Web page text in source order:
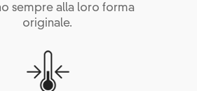
sempre alla loro forma
originale.